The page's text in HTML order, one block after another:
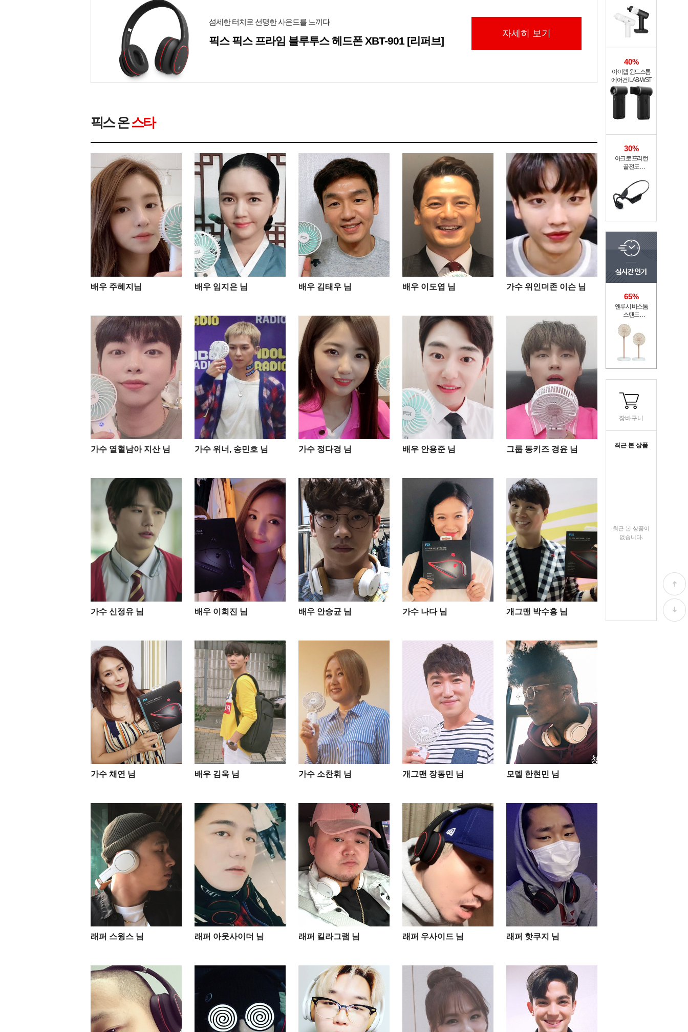
섬세한 터치로 선명한 사운드를 느끼다
픽스 픽스 프라임 블루투스 헤드폰 XBT-901 [리퍼브]
자세히 보기
픽스 온스타
배우 주혜지님 배우 임지은 님 배우 김태우 님 배우 이도엽 님 가수 위인더존 이슨 님
가수 열혈남아 지산 님 가수 위너, 송민호 님 가수 정다경 님 배우 안용준 님 그룹 동키즈 경윤 님
가수 신정유 님 배우 이희진 님 배우 안승균 님 가수 나다 님 개그맨 박수홍 님
가수 채연 님 배우 김욱 님​ 가수 소찬휘 님 개그맨 장동민 님 모델 한현민 님
래퍼 스윙스 님 래퍼 아웃사이더 님 래퍼 킬라그램 님 래퍼 우사이드 님 래퍼 핫쿠지 님
40%
아이랩 윈드스톰
에어건 iLAB-WST
30%
아크로 프리런
골전도
65%
앤루시 비스톰
스탠드
써큘레이터 ASF-
200A
장바구니
최근 본 상품
최근 본 상품이
없습니다.